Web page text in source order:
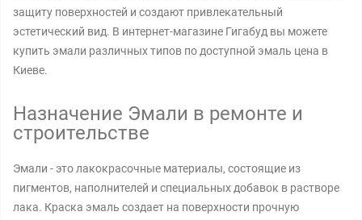
защиту поверхностей и создают привлекательный
эстетический вид. В интернет-магазине Гигабуд вы можете
купить эмали различных типов по доступной эмаль цена в
Киеве.
Назначение Эмали в ремонте и
строительстве
Эмали - это лакокрасочные материалы, состоящие из
пигментов, наполнителей и специальных добавок в растворе
лака. Краска эмаль создает на поверхности прочную